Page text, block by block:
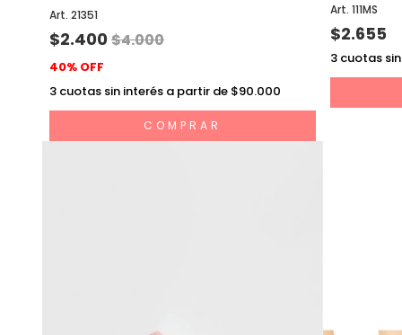
Art. 21351
$2.400 $4.000
40% OFF
3 cuotas sin interés a partir de $90.000
COMPRAR
Art. 111MS
$2.655
3 cuotas